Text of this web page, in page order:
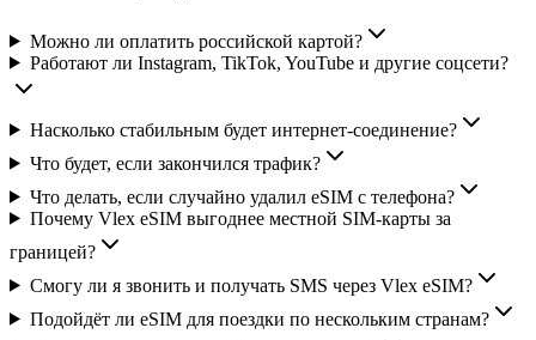
Можно ли оплатить российской картой?
Работают ли Instagram, TikTok, YouTube и другие соцсети?
Насколько стабильным будет интернет-соединение?
Что будет, если закончился трафик?
Что делать, если случайно удалил eSIM с телефона?
Почему Vlex eSIM выгоднее местной SIM-карты за
границей?
Смогу ли я звонить и получать SMS через Vlex eSIM?
Подойдёт ли eSIM для поездки по нескольким странам?